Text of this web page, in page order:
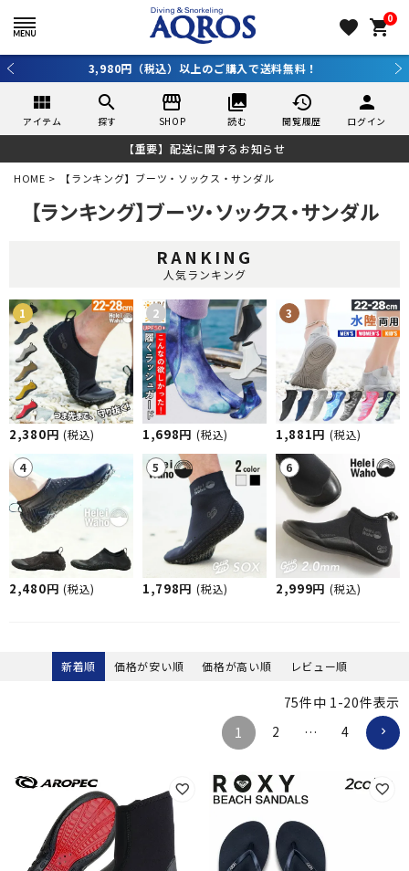
favorite 0
shopping_cart
3,980円（税込）以上のご購入で送料無料！
view_module
アイテム
search
探す
storefront
SHOP
collections
読む
history
閲覧履歴
person
ログイン
【重要】配送に関するお知らせ
HOME 【ランキング】ブーツ・ソックス・サンダル
【ランキング】ブーツ・ソックス・サンダル
RANKING
人気ランキング
2,380円 (税込) 1,698円 (税込) 1,881円 (税込)
2,480円 (税込) 1,798円 (税込) 2,999円 (税込)
新着順 価格が安い順 価格が高い順 レビュー順
75件中 1 -20件表示
1
2 … 4